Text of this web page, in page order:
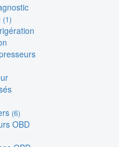
(1)
(6)
OBD